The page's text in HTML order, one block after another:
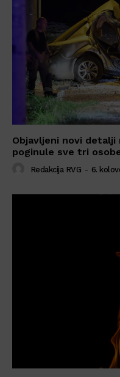
Objavljeni novi
poginule sve tri
Redakcija RVG - 6.